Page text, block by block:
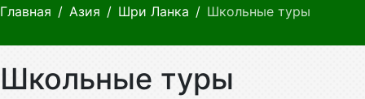
Главная Азия Шри Ланка Школьные туры
Школьные туры